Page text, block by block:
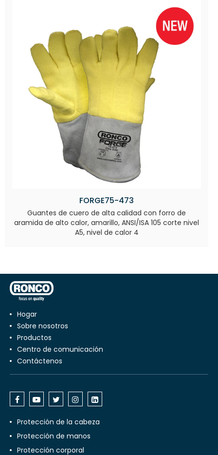
FORGE75-473
Guantes de cuero de alta calidad con forro de
aramida de alto calor, amarillo, ANSI/ISA 105 corte nivel
A5, nivel de calor 4
Hogar
Sobre nosotros
productos
centro de comunicación
Contáctenos
Protección de la cabeza
Protección de manos
Protección corporal